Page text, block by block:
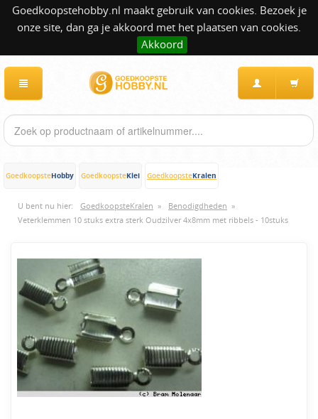
Goedkoopstehobby.nl maakt gebruik van cookies. Bezoek je
onze site, dan ga je akkoord met het plaatsen van cookies.
Akkoord
GoedkoopsteHobby GoedkoopsteKlei GoedkoopsteKralen
U bent nu hier: GoedkoopsteKralen » Benodigdheden »
Veterklemmen 10 stuks extra sterk Oudzilver 4x8mm met ribbels - 10stuks